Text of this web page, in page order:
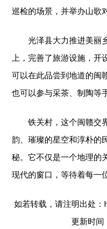
巡检的场景，并举办山歌
光泽县大力推进美丽
上，完善了旅游设施，
可以在此品尝到地道的闽
也可以参与采茶、制陶等
铁关村，这个闽赣交
韵、璀璨的星空和淳朴的
秘。它不仅是一个地理的
现代的窗口，等待着每一
如若转载，请注明出处
更新时间